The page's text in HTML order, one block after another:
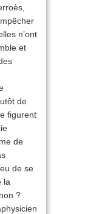
n’ont
et
de
figurent
de
de se
la
?